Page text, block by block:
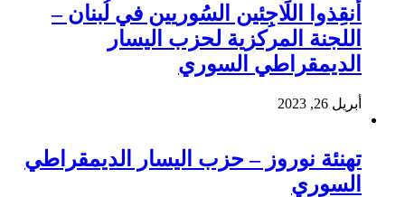
أَنقِذوا اللَاجِئين السُوريين في لُبنان –
اللجنة المركزية لحزب اليسار
الديمقراطي السوري
أبريل 26, 2023
تهنئة نوروز – حزب اليسار الديمقراطي
السوري